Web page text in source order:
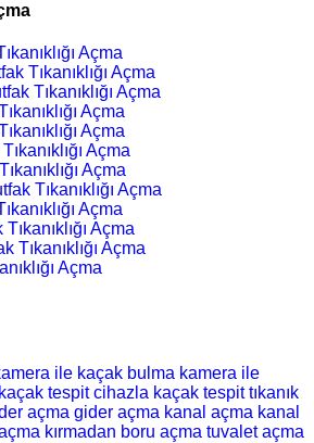
Açma
Tıkanıklığı Açma
Tıkanıklığı Açma
Açma
Açma
Açma
Açma
Tıkanıklığı Açma
Açma
Açma
Tıkanıklığı Açma
Açma
ile kaçak bulma kamera ile
tespit cihazla kaçak tespit tıkanık
açma gider açma kanal açma kanal
kırmadan boru açma tuvalet açma